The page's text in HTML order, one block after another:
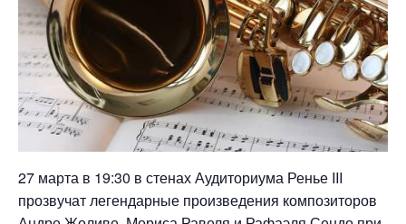
27 марта в 19:30 в стенах Аудиториума Ренье III
прозвучат легендарные произведения композиторов